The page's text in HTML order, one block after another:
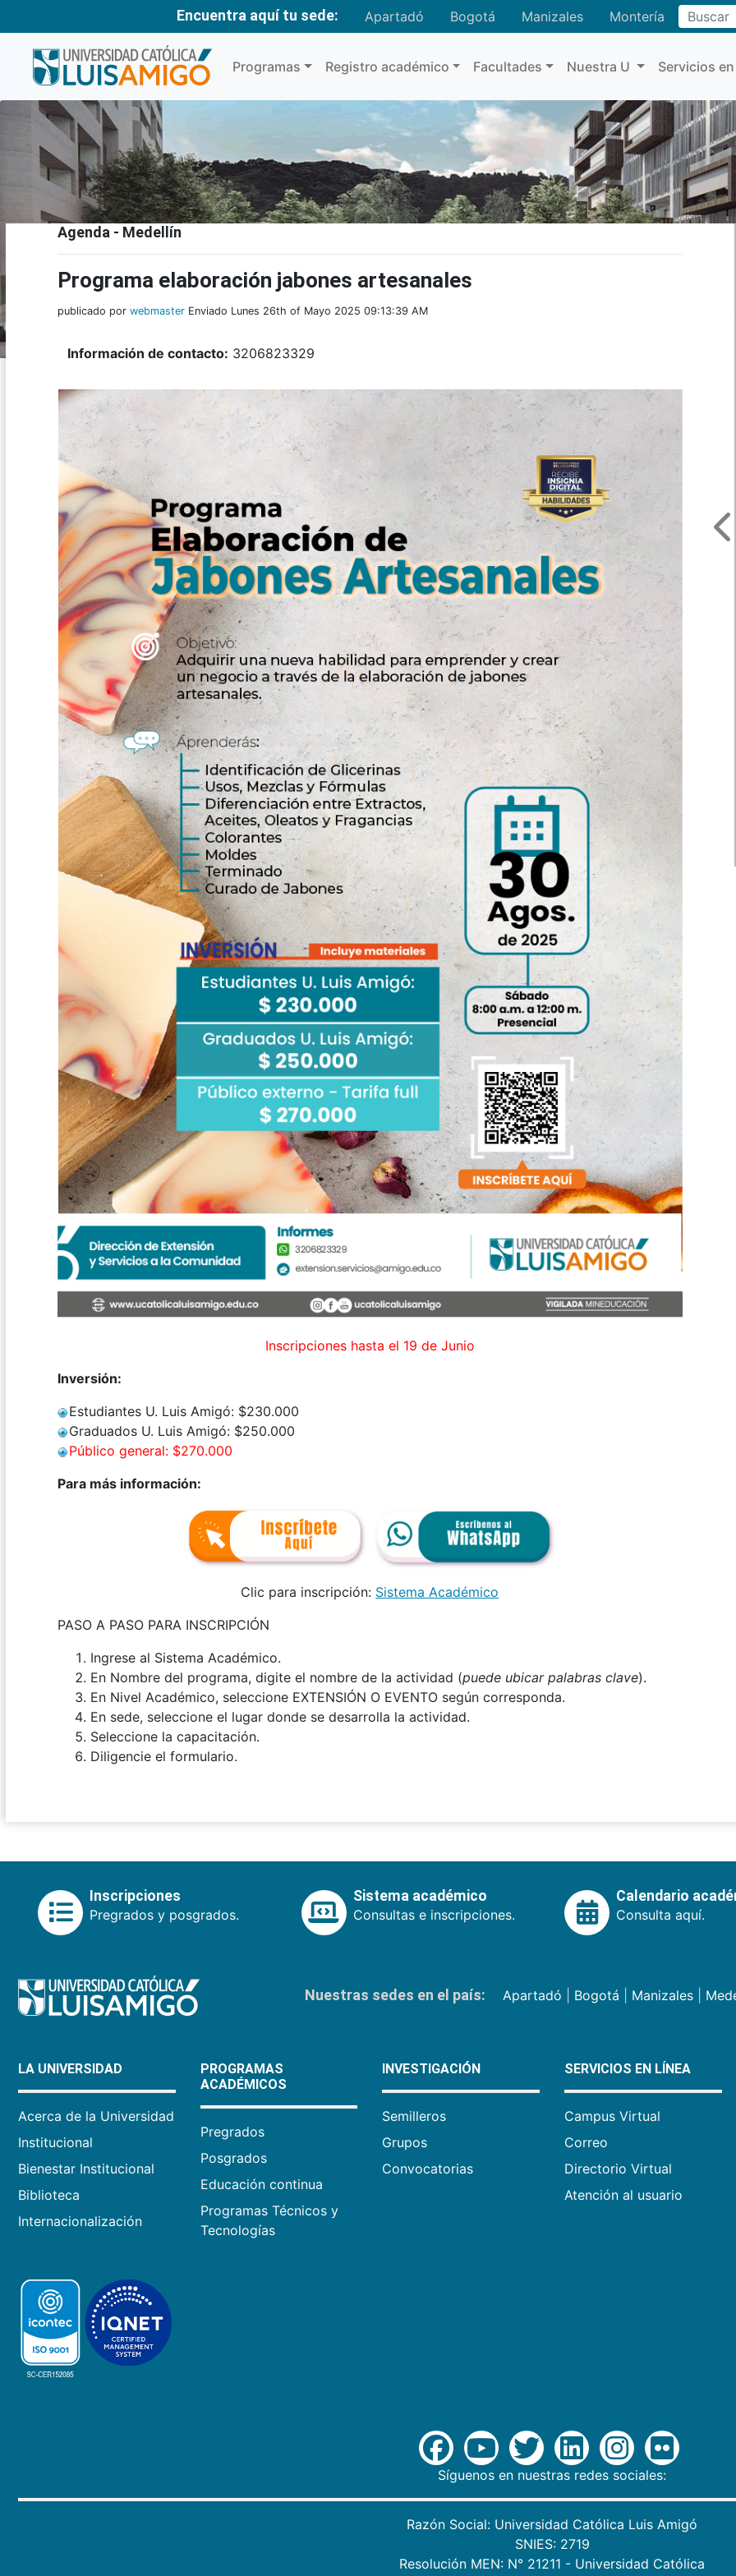
Encuentra aquí tu sede: Apartadó Bogotá Manizales MonteríaBuscar
Programas Registro académico Facultades Nuestra U Servicios
Agenda - Medellín
Programa elaboración jabones artesanales
publicado por webmaster Enviado Lunes 26th of Mayo 2025 09:13:39 AM
Información de contacto: 3206823329
Inscripciones hasta el 19 de Junio
Inversión:
Estudiantes U. Luis Amigó: $230.000
Graduados U. Luis Amigó: $250.000
Público general: $270.000
Para más información:
Clic para inscripción: Sistema Académico
PASO A PASO PARA INSCRIPCIÓN
Ingrese al Sistema Académico.
En Nombre del programa, digite el nombre de la actividad (puede ubicar palabras clave).
En Nivel Académico, seleccione EXTENSIÓN O EVENTO según corresponda.
En sede, seleccione el lugar donde se desarrolla la actividad.
Seleccione la capacitación.
Diligencie el formulario.
Inscripciones
Pregrados y posgrados.
Sistema académico
Consultas e inscripciones.
Calendario
Consulta aquí.
Nuestras sedes en el país: Apartadó Bogotá Manizales|
LA UNIVERSIDAD
Acerca de la Universidad
Institucional
Bienestar Institucional
Biblioteca
Internacionalización
PROGRAMAS
ACADÉMICOS
Pregrados
Posgrados
Educación continua
Programas Técnicos y
Tecnologías
INVESTIGACIÓN
Semilleros
Grupos
Convocatorias
SERVICIOS EN LÍNEA
Campus Virtual
Correo
Directorio Virtual
Atención al usuario
Síguenos en nuestras redes sociales:
Razón Social: Universidad Católica Luis Amigó
SNIES: 2719
Resolución MEN: N° 21211 - Universidad Católica